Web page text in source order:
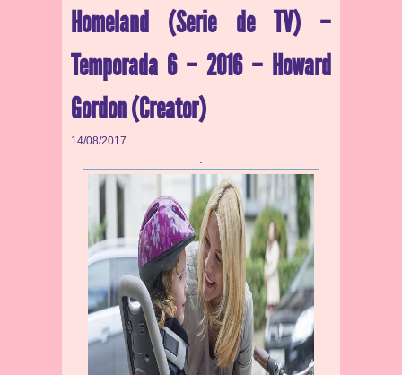
Homeland (Serie de TV) –
Temporada 6 – 2016 – Howard
Gordon (Creator)
14/08/2017